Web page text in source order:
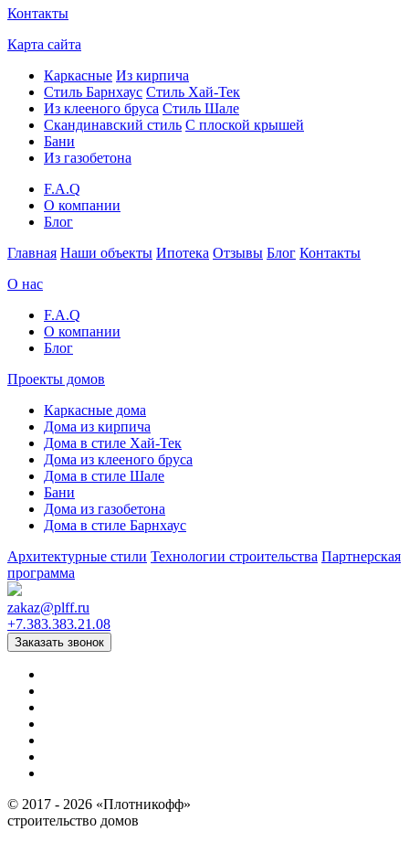
Контакты
Карта сайта
Каркасные Из кирпича
Cтиль Барнхаус Стиль Хай-Тек
Из клееного бруса Стиль Шале
Скандинавский стиль С плоской крышей
Бани
Из газобетона
F.A.Q
О компании
Блог
Главная Наши объекты Ипотека Отзывы Блог Контакты
О нас
F.A.Q
О компании
Блог
Проекты домов
Каркасные дома
Дома из кирпича
Дома в стиле Хай-Тек
Дома из клееного бруса
Дома в стиле Шале
Бани
Дома из газобетона
Дома в стиле Барнхаус
Архитектурные стили Технологии строительства Партнерская
программа
zakaz@plff.ru
+7.383.383.21.08
Заказать звонок
© 2017 - 2026 «Плотникофф»
строительство домов